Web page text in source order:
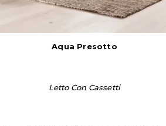
Aqua Presotto
Letto Con Cassetti